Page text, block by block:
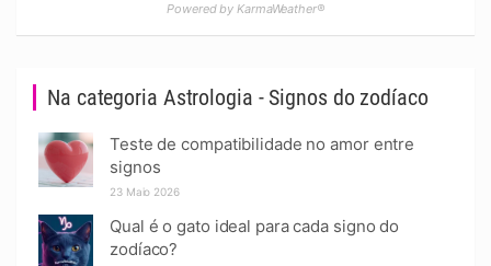
Na categoria Astrologia - Signos do zodíaco
Teste de compatibilidade no amor entre
signos
23 Maio 2026
Qual é o gato ideal para cada signo do
zodíaco?
Powered by KarmaWeather®